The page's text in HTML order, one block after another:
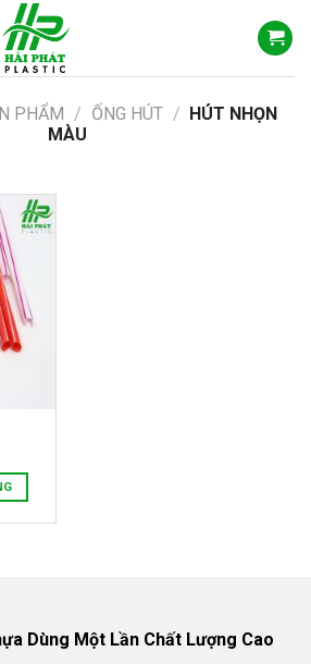
PHẨM / ỐNG HÚT / HÚT NHỌN
MÀU
Dùng Một Lần Chất Lượng Cao